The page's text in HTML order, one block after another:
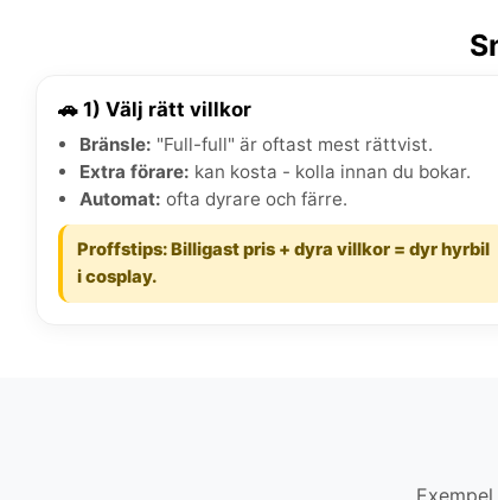
🚗 1) Välj rätt villkor
Bränsle: "Full-full" är oftast mest rättvist.
Extra förare: kan kosta - kolla innan du bokar.
Automat: ofta dyrare och färre.
Proffstips: Billigast pris + dyra villkor = dyr hyrbil
i cosplay.